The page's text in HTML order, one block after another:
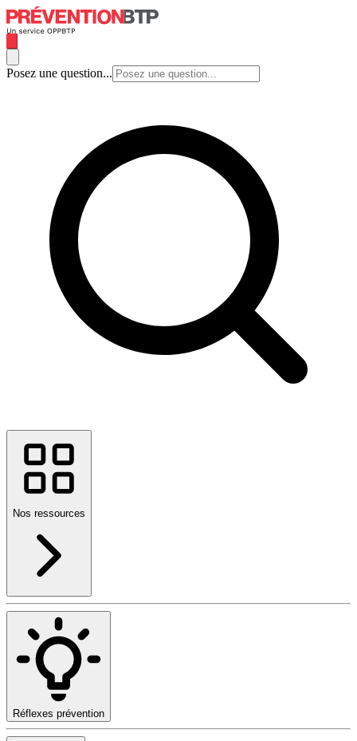
Posez une question...
Nos ressources
Réflexes prévention